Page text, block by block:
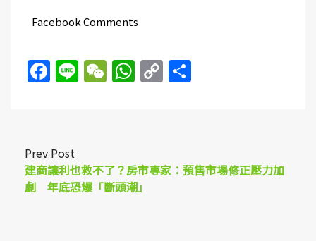
Facebook Comments
Facebook
LineWeChat
WhatsApp
Copy
Prev Post
建商讓利也救不了？房市專家：預售市場修正壓力加
劇 年底恐爆「斷頭潮」